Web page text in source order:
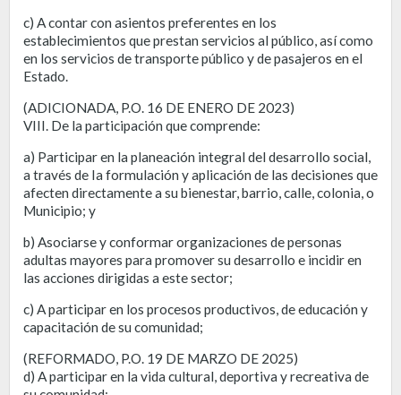
c) A contar con asientos preferentes en los
establecimientos que prestan servicios al público, así como
en los servicios de transporte público y de pasajeros en el
Estado.
(ADICIONADA, P.O. 16 DE ENERO DE 2023)
VIII. De la participación que comprende:
a) Participar en la planeación integral del desarrollo social,
a través de Ia formulación y aplicación de las decisiones que
afecten directamente a su bienestar, barrio, calle, colonia, o
Municipio; y
b) Asociarse y conformar organizaciones de personas
adultas mayores para promover su desarrollo e incidir en
las acciones dirigidas a este sector;
c) A participar en los procesos productivos, de educación y
capacitación de su comunidad;
(REFORMADO, P.O. 19 DE MARZO DE 2025)
d) A participar en la vida cultural, deportiva y recreativa de